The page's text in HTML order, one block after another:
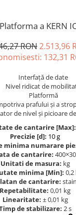
a fortei
capace cu
scule
stratului
stratului -
materialului
muncii
densitatii
otel
a KERN
RON2.513,96
132,31
Interfață de date
Nivel ridicat de
Platformă
prafului și a
de nivel și picioare
de cantarire [Max]:
Precizie [d]: 10 g
minima numarare
de cantarire:
Unitati de masura: kg
minima [Min]: 0,2
de cantarire:
Repetabilitate: 0,01 kg
Linearitate: ± 0,01 kg
de stabilizare: 2 s